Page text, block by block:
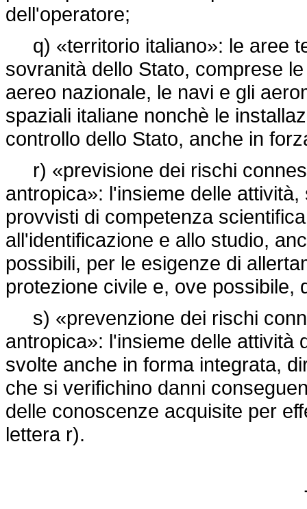
dell'operatore;
q) «territorio italiano»: le aree
sovranità dello Stato, comprese
aereo nazionale, le navi e gli
spaziali italiane nonchè le
controllo dello Stato, anche in
r) «previsione dei rischi
antropica»: l'insieme delle
provvisti di competenza
all'identificazione e allo studio,
possibili, per le esigenze di
protezione civile e, ove possibile,
s) «prevenzione dei rischi
antropica»: l'insieme delle attività
svolte anche in forma integrata,
che si verifichino danni
delle conoscenze acquisite per
lettera r).